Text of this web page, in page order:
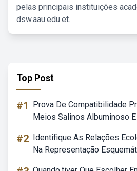
pelas principais instituições
dsw.aau.edu.et.
Top Post
#1
Prova De Compatibilidade
Meios Salinos Albuminoso
#2 Identifique As Relações
Na Representação